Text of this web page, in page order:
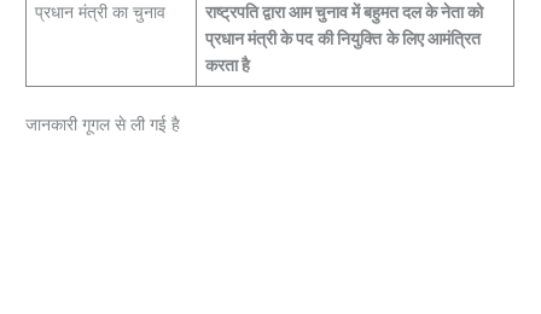
प्रधान मंत्री का चुनाव
राष्ट्रपति द्वारा आम चुनाव में बहुमत दल के नेता को
प्रधान मंत्री के पद की नियुक्ति के लिए आमंत्रित
करता है
जानकारी गूगल से ली गई है